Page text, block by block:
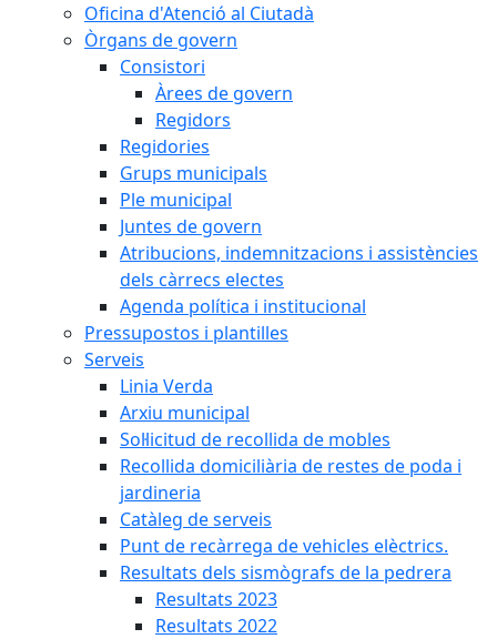
Oficina d'Atenció al Ciutadà
Òrgans de govern
Consistori
Àrees de govern
Regidors
Regidories
Grups municipals
Ple municipal
Juntes de govern
Atribucions, indemnitzacions i assistències
dels càrrecs electes
Agenda política i institucional
Pressupostos i plantilles
Serveis
Linia Verda
Arxiu municipal
Sol·licitud de recollida de mobles
Recollida domiciliària de restes de poda i
jardineria
Catàleg de serveis
Punt de recàrrega de vehicles elèctrics.
Resultats dels sismògrafs de la pedrera
Resultats 2023
Resultats 2022